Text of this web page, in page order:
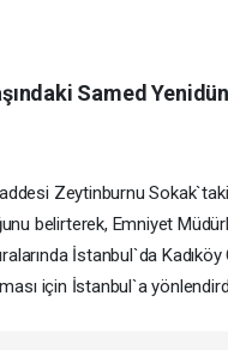
Samed
Zeytinburnu
belirterek, Emniyet
İstanbul`da
için İstanbul`a